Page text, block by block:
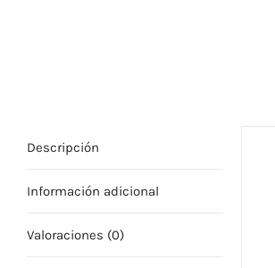
Descripción
Información adicional
Valoraciones (0)